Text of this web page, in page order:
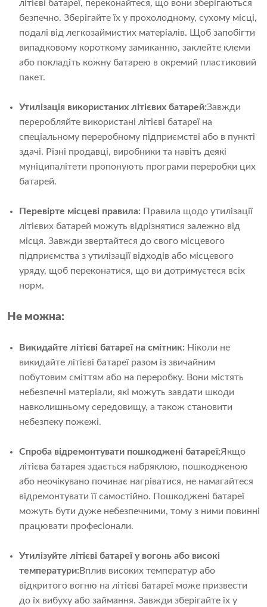
літієві батареї, переконайтеся, що вони зберігаються
безпечно. Зберігайте їх у прохолодному, сухому місці,
подалі від легкозаймистих матеріалів. Щоб запобігти
випадковому короткому замиканню, заклейте клеми
або покладіть кожну батарею в окремий пластиковий
пакет.
Утилізація використаних літієвих батарей:Завжди
переробляйте використані літієві батареї на
спеціальному переробному підприємстві або в пункті
здачі. Різні продавці, виробники та навіть деякі
муніципалітети пропонують програми переробки цих
батарей.
Перевірте місцеві правила: Правила щодо утилізації
літієвих батарей можуть відрізнятися залежно від
місця. Завжди звертайтеся до свого місцевого
підприємства з утилізації відходів або місцевого
уряду, щоб переконатися, що ви дотримуєтеся всіх
норм.
Не можна:
Викидайте літієві батареї на смітник: Ніколи не
викидайте літієві батареї разом із звичайним
побутовим сміттям або на переробку. Вони містять
небезпечні матеріали, які можуть завдати шкоди
навколишньому середовищу, а також становити
небезпеку пожежі.
Спроба відремонтувати пошкоджені батареї:Якщо
літієва батарея здається набряклою, пошкодженою
або неочікувано починає нагріватися, не намагайтеся
відремонтувати її самостійно. Пошкоджені батареї
можуть бути дуже небезпечними, тому з ними повинні
працювати професіонали.
Утилізуйте літієві батареї у вогонь або високі
температури: Вплив високих температур або
відкритого вогню на літієві батареї може призвести
до їх вибуху або займання. Завжди зберігайте їх у